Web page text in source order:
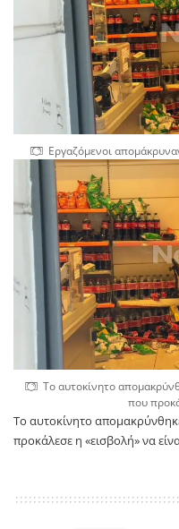
Εργαζόμενοι
Το αυτοκίνητο
που
Το αυτοκίνητο
προκάλεσε η «εισβολή» να